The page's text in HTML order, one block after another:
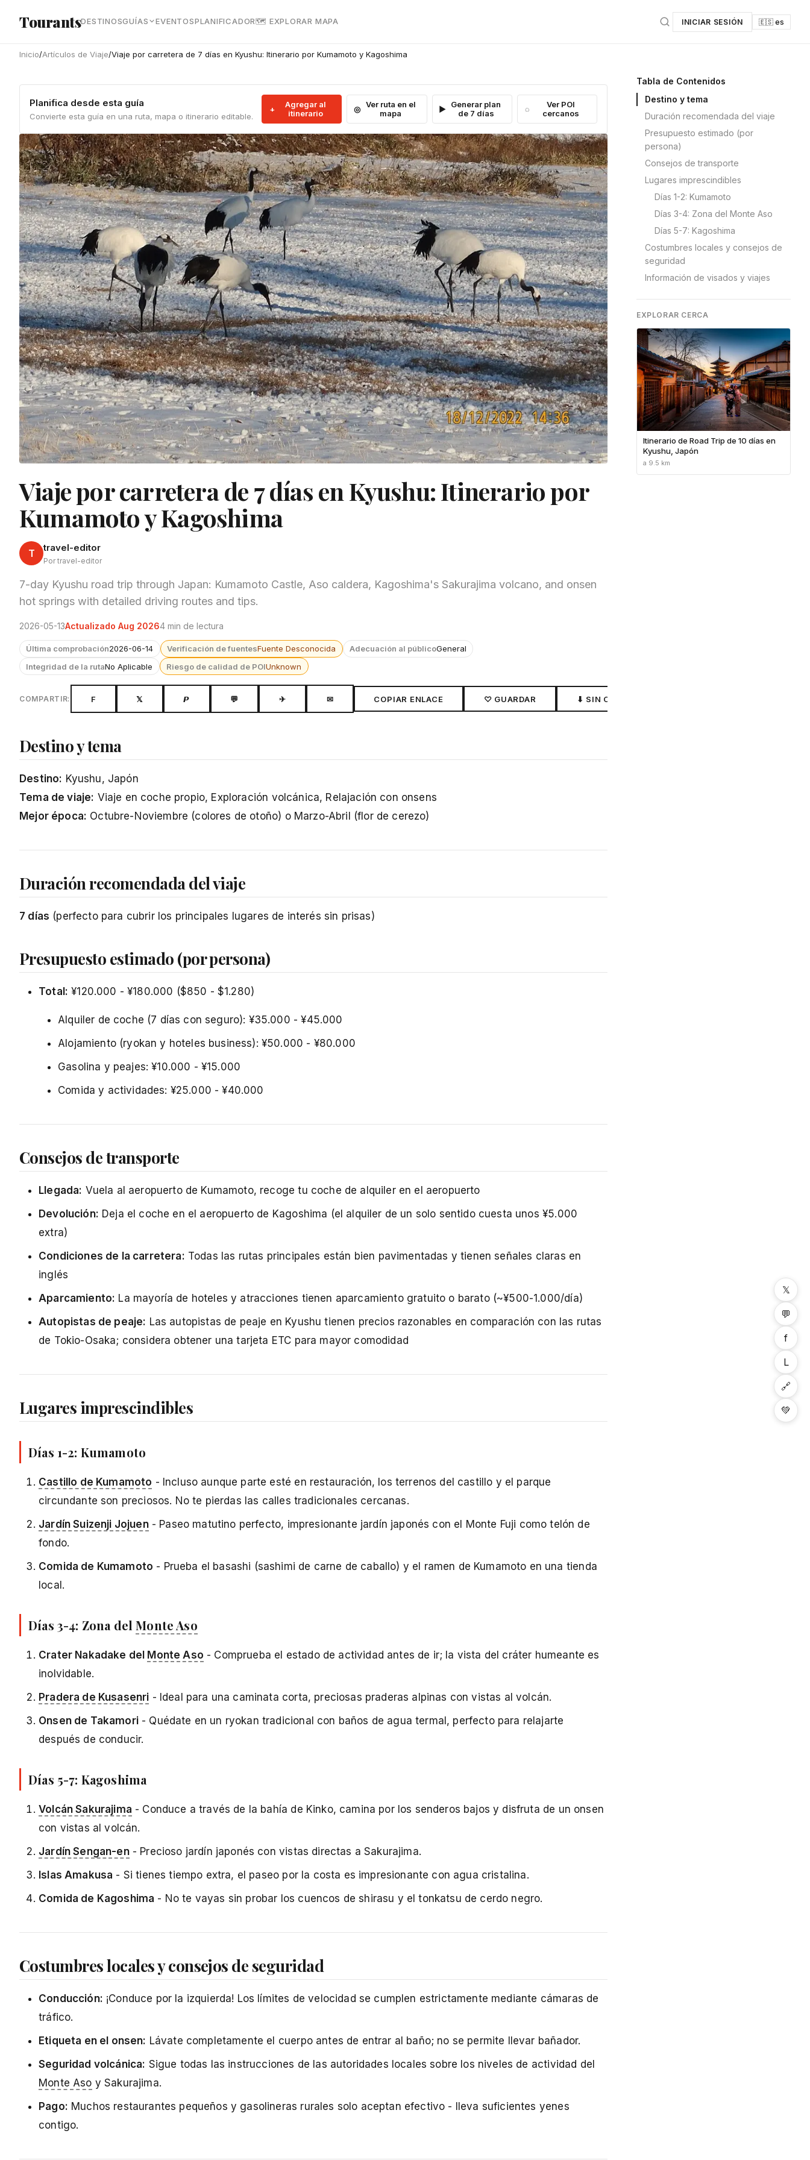
TourantsDESTINOSGUÍAS EVENTOSPLANIFICADOR🗺 EXPLORAR MAPA INICIAR SESIÓN 🇪🇸 es
Inicio/Artículos de Viaje/Viaje por carretera de 7 días en Kyushu: Itinerario por Kumamoto y Kagoshima
Planifica desde esta guía
Convierte esta guía en una ruta, mapa o itinerario editable.
Agregar al
itinerario
Ver ruta en el
mapa
Generar plan
de 7 días
Ver POI
cercanos
Viaje por carretera de 7 días en Kyushu: Itinerario por
Kumamoto y Kagoshima
T travel-editor
Por travel-editor
7-day Kyushu road trip through Japan: Kumamoto Castle, Aso caldera, Kagoshima's Sakurajima volcano, and onsen
hot springs with detailed driving routes and tips.
2026-05-13Actualizado Aug 20264 min de lectura
Última comprobación2026-06-14 Verificación de fuentesFuente Desconocida Adecuación al públicoGeneral
Integridad de la rutaNo Aplicable Riesgo de calidad de POIUnknown
COMPARTIR: F 𝕏 𝙋 💬 ✈ ✉ COPIAR ENLACE ♡ GUARDAR ⬇ SIN CONEXIÓN
Destino y tema
Destino: Kyushu, Japón
Tema de viaje: Viaje en coche propio, Exploración volcánica, Relajación con onsens
Mejor época: Octubre-Noviembre (colores de otoño) o Marzo-Abril (flor de cerezo)
Duración recomendada del viaje
7 días (perfecto para cubrir los principales lugares de interés sin prisas)
Presupuesto estimado (por persona)
Total: ¥120.000 - ¥180.000 ($850 - $1.280)
Alquiler de coche (7 días con seguro): ¥35.000 - ¥45.000
Alojamiento (ryokan y hoteles business): ¥50.000 - ¥80.000
Gasolina y peajes: ¥10.000 - ¥15.000
Comida y actividades: ¥25.000 - ¥40.000
Consejos de transporte
Llegada: Vuela al aeropuerto de Kumamoto, recoge tu coche de alquiler en el aeropuerto
Devolución: Deja el coche en el aeropuerto de Kagoshima (el alquiler de un solo sentido cuesta unos ¥5.000
extra)
Condiciones de la carretera: Todas las rutas principales están bien pavimentadas y tienen señales claras en
inglés
Aparcamiento: La mayoría de hoteles y atracciones tienen aparcamiento gratuito o barato (~¥500-1.000/día)
Autopistas de peaje: Las autopistas de peaje en Kyushu tienen precios razonables en comparación con las rutas
de Tokio-Osaka; considera obtener una tarjeta ETC para mayor comodidad
Lugares imprescindibles
Días 1-2: Kumamoto
Castillo de Kumamoto - Incluso aunque parte esté en restauración, los terrenos del castillo y el parque
circundante son preciosos. No te pierdas las calles tradicionales cercanas.
Jardín Suizenji Jojuen- Paseo matutino perfecto, impresionante jardín japonés con el Monte Fuji como telón de
fondo.
Comida de Kumamoto - Prueba el basashi (sashimi de carne de caballo) y el ramen de Kumamoto en una tienda
local.
Días 3-4: Zona delMonte Aso
Crater Nakadake del Monte Aso - Comprueba el estado de actividad antes de ir; la vista del cráter humeante es
inolvidable.
Pradera de Kusasenri - Ideal para una caminata corta, preciosas praderas alpinas con vistas al volcán.
Onsen de Takamori- Quédate en un ryokan tradicional con baños de agua termal, perfecto para relajarte
después de conducir.
Días 5-7: Kagoshima
Volcán Sakurajima - Conduce a través de la bahía de Kinko, camina por los senderos bajos y disfruta de un onsen
con vistas al volcán.
Jardín Sengan-en- Precioso jardín japonés con vistas directas a Sakurajima.
Islas Amakusa - Si tienes tiempo extra, el paseo por la costa es impresionante con agua cristalina.
Comida de Kagoshima - No te vayas sin probar los cuencos de shirasu y el tonkatsu de cerdo negro.
Costumbres locales y consejos de seguridad
Conducción: ¡Conduce por la izquierda! Los límites de velocidad se cumplen estrictamente mediante cámaras de
tráfico.
Etiqueta en el onsen: Lávate completamente el cuerpo antes de entrar al baño; no se permite llevar bañador.
Seguridad volcánica: Sigue todas las instrucciones de las autoridades locales sobre los niveles de actividad del
Monte Aso y Sakurajima.
Pago: Muchos restaurantes pequeños y gasolineras rurales solo aceptan efectivo - lleva suficientes yenes
contigo.
Tabla de Contenidos
Destino y tema
Duración recomendada del viaje
Presupuesto estimado (por
persona)
Consejos de transporte
Lugares imprescindibles
Días 1-2: Kumamoto
Días 3-4: Zona del Monte Aso
Días 5-7: Kagoshima
Costumbres locales y consejos de
seguridad
Información de visados y viajes
EXPLORAR CERCA
Itinerario de Road Trip de 10 días en
Kyushu, Japón
a 9.5 km
𝕏
💬
f
L
🔗
💚